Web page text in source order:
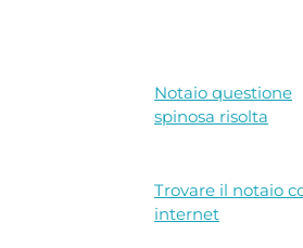
Notaio questione
spinosa risolta
Trovare il notaio
internet